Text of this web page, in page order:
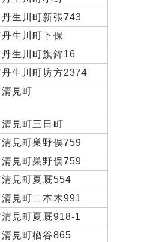
生川町新張743
丹生川町下保
生川町旗鉾16
生川町坊方2374
見町
見町三日町
見町巣野俣759
見町巣野俣759
見町夏厩554
見町二本木991
見町夏厩918-1
見町楢谷865